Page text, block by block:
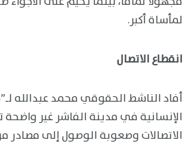
لمأساة أكبر.
انقطاع الاتصال
أفاد الناشط الحقوقي محمد عبدالله
الإنسانية في مدينة الفاشر غير واضحة
الاتصالات وصعوبة الوصول إلى مصادر